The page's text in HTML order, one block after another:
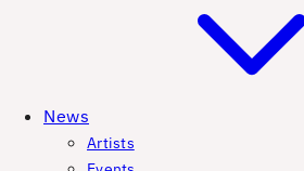
News
Artists